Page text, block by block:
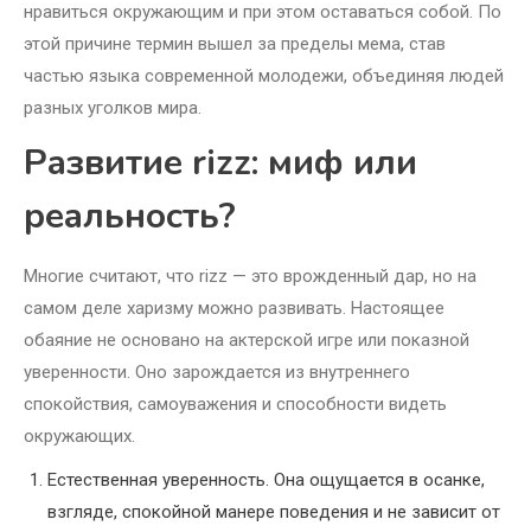
нравиться окружающим и при этом оставаться собой. По
этой причине термин вышел за пределы мема, став
частью языка современной молодежи, объединяя людей
разных уголков мира.
Развитие rizz: миф или
реальность?
Многие считают, что rizz — это врожденный дар, но на
самом деле харизму можно развивать. Настоящее
обаяние не основано на актерской игре или показной
уверенности. Оно зарождается из внутреннего
спокойствия, самоуважения и способности видеть
окружающих.
Естественная уверенность. Она ощущается в осанке,
взгляде, спокойной манере поведения и не зависит от